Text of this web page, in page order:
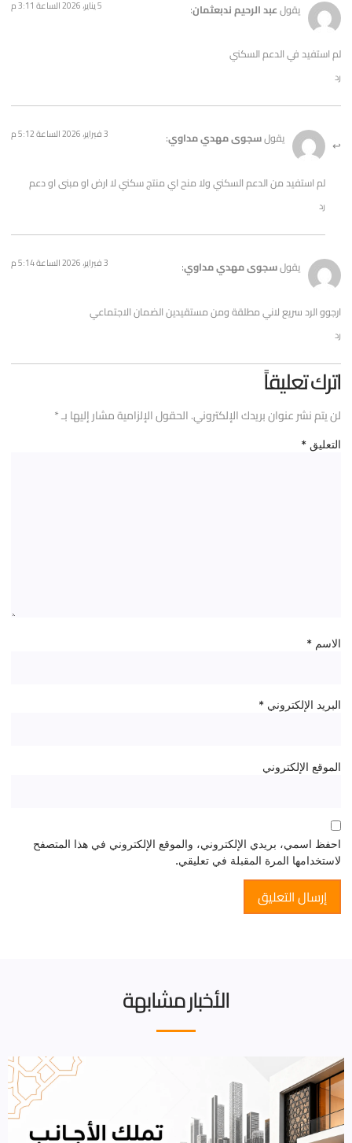
يقولعبد الرحيم ندبعثمان: 5 يناير، 2026 الساعة 3:11 م
لم استفيد في الدعم السكني
رد
يقولسجوى مهدي مداوي: 3 فبراير، 2026 الساعة 5:12 م
لم استفيد من الدعم السكني ولا منح اي منتج سكني لا ارض او مبنى او دعم
رد
يقولسجوى مهدي مداوي: 3 فبراير، 2026 الساعة 5:14 م
ارجوو الرد سريع لاني مطلقة ومن مستقيدين الضمان الاجتماعي
رد
اترك تعليقاً
لن يتم نشر عنوان بريدك الإلكتروني.الحقول الإلزامية مشار إليها بـ*
التعليق *
الاسم *
البريد الإلكتروني *
الموقع الإلكتروني
احفظ اسمي، بريدي الإلكتروني، والموقع الإلكتروني في هذا المتصفح
لاستخدامها المرة المقبلة في تعليقي.
الأخبار مشابهة